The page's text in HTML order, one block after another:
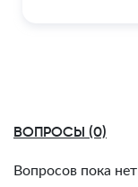
ВОПРОСЫ (0)
Вопросов пока нет